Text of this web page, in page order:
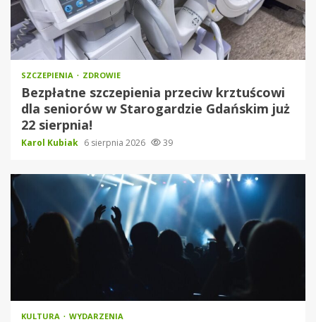
SZCZEPIENIA ZDROWIE
Bezpłatne szczepienia przeciw krztuścowi
dla seniorów w Starogardzie Gdańskim już
22 sierpnia!
Karol Kubiak 6 sierpnia 2026 39
KULTURA WYDARZENIA